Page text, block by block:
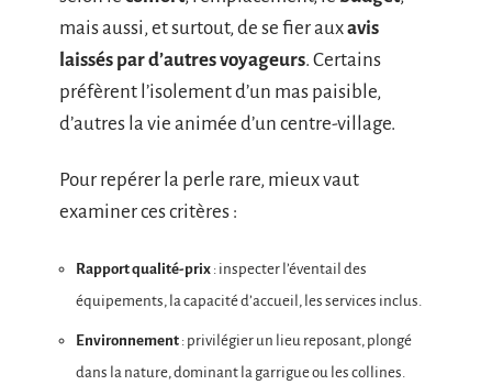
mais aussi, et surtout, de se fier auxavis
laissés par d’autres voyageurs. Certains
préfèrent l’isolement d’un mas paisible,
d’autres la vie animée d’un centre-village.
Pour repérer la perle rare, mieux vaut
examiner ces critères :
Rapport qualité-prix : inspecter l’éventail des
équipements, la capacité d’accueil, les services inclus.
Environnement : privilégier un lieu reposant, plongé
dans la nature, dominant la garrigue ou les collines.